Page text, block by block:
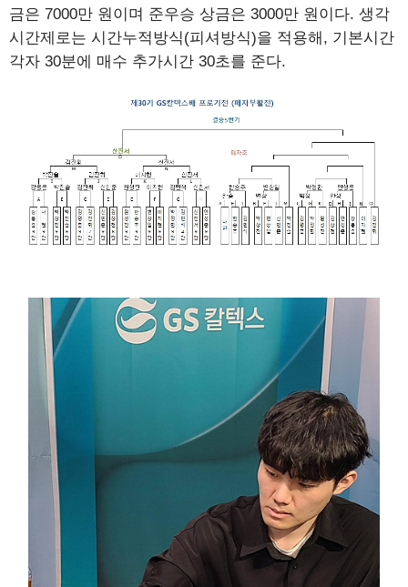
금은 7000만 원이며 준우승 상금은 3000만 원이다. 생각
시간제로는 시간누적방식(피셔방식)을 적용해, 기본시간
각자 30분에 매수 추가시간 30초를 준다.